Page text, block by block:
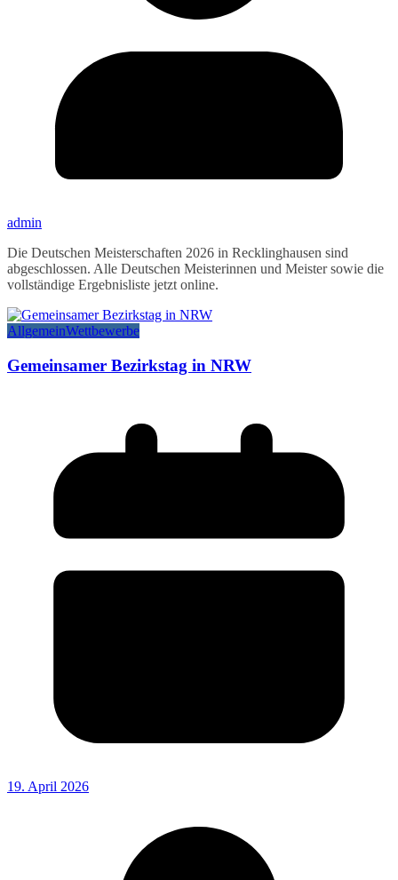
admin
Die Deutschen Meisterschaften 2026 in Recklinghausen sind
abgeschlossen. Alle Deutschen Meisterinnen und Meister sowie die
vollständige Ergebnisliste jetzt online.
AllgemeinWettbewerbe
Gemeinsamer Bezirkstag in NRW
19. April 2026